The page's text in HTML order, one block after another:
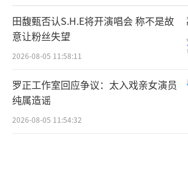
袍是手工缝制的老物件，他赔
着修复师傅熬了两个通宵。这些
综艺里的自嘲梗，镜头扫过观
开话题问今晚宵夜点什么。
有个制片人私下说过挺有意
田馥甄否认S.H.E将开演唱会 称不是故
意让粉丝失望
2026-08-05 11:58:11
罗正工作室回应争议：太入戏亲女演员
纯属造谣
2026-08-05 11:54:32